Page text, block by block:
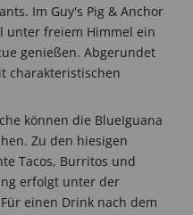
Im Guy's Pig & Anchor
unter freiem Himmel ein
genießen. Abgerundet
charakteristischen
können die BlueIguana
Zu den hiesigen
Tacos, Burritos und
erfolgt unter der
einen Drink nach dem